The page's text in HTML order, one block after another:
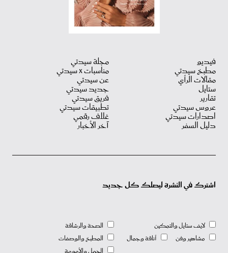
فيديو
مطبخ سيدتي
مقالات الرأي
ستايل
تقارير
عروس سيدتي
اصدارات سيدتي
دليل السفر
مجلة سيدتي
مناسبات X سيدتي
عن سيدتي
جديد سيدتي
فريق سيدتي
تطبيقات سيدتي
غلاف رقمي
آخر الأخبار
اشترك في النشرة ليصلك كل جديد
لايف ستايل والتمكين
مشاهير وفن
أناقة وجمال
الصحة والرشاقة
المطبخ والوصفات